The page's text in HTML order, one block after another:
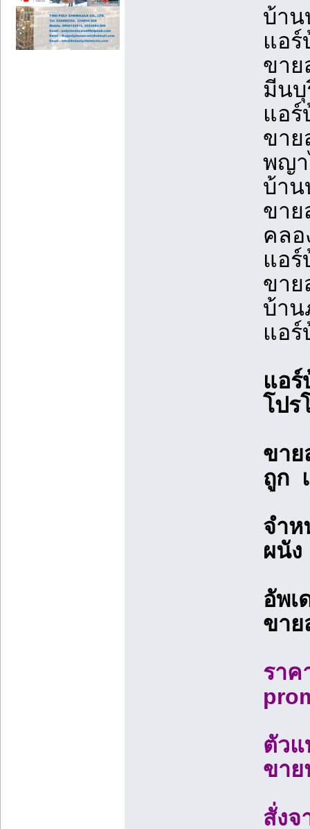
บ้าน
แอ
ขาย
มีนบุ
แอร์
ขาย
พญา
บ้าน
ขาย
คลอ
แอร์
ขาย
บ้าน
แอร์
แอ
โปร
ขาย
ถูก
จำห
ผนัง
อัพเ
ขาย
ราค
ตัว
ขาย
สั่งจ